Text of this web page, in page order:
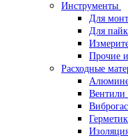
Инструменты
Для
Для
Прочие
Расходные